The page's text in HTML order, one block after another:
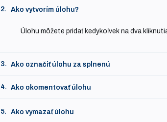
2. Ako vytvorím úlohu?
Úlohu môžete pridať kedykoľvek na dva
3. Ako označiť úlohu za splnenú
4. Ako okomentovať úlohu
5. Ako vymazať úlohu